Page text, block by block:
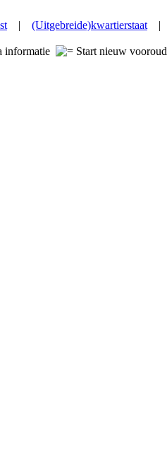
| (Uitgebreide)kwartierstaat|
informatie